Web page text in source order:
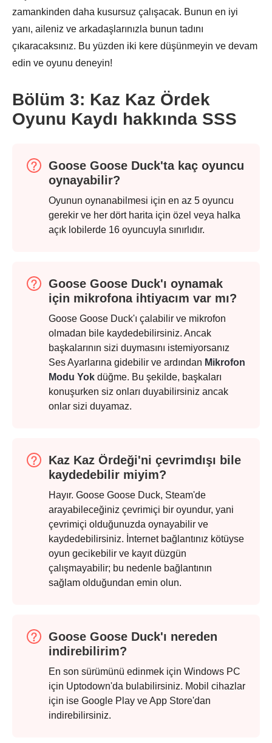
zamankinden daha kusursuz çalışacak. Bunun en iyi
yanı, aileniz ve arkadaşlarınızla bunun tadını
çıkaracaksınız. Bu yüzden iki kere düşünmeyin ve devam
edin ve oyunu deneyin!
Bölüm 3: Kaz Kaz Ördek
Oyunu Kaydı hakkında SSS
Goose Goose Duck'ta kaç oyuncu
oynayabilir?
Oyunun oynanabilmesi için en az 5 oyuncu
gerekir ve her dört harita için özel veya halka
açık lobilerde 16 oyuncuyla sınırlıdır.
Goose Goose Duck'ı oynamak
için mikrofona ihtiyacım var mı?
Goose Goose Duck'ı çalabilir ve mikrofon
olmadan bile kaydedebilirsiniz. Ancak
başkalarının sizi duymasını istemiyorsanız
Ses Ayarlarına gidebilir ve ardından Mikrofon
Modu Yok düğme. Bu şekilde, başkaları
konuşurken siz onları duyabilirsiniz ancak
onlar sizi duyamaz.
Kaz Kaz Ördeği'ni çevrimdışı bile
kaydedebilir miyim?
Hayır. Goose Goose Duck, Steam'de
arayabileceğiniz çevrimiçi bir oyundur, yani
çevrimiçi olduğunuzda oynayabilir ve
kaydedebilirsiniz. İnternet bağlantınız kötüyse
oyun gecikebilir ve kayıt düzgün
çalışmayabilir; bu nedenle bağlantının
sağlam olduğundan emin olun.
Goose Goose Duck'ı nereden
indirebilirim?
En son sürümünü edinmek için Windows PC
için Uptodown'da bulabilirsiniz. Mobil cihazlar
için ise Google Play ve App Store'dan
indirebilirsiniz.